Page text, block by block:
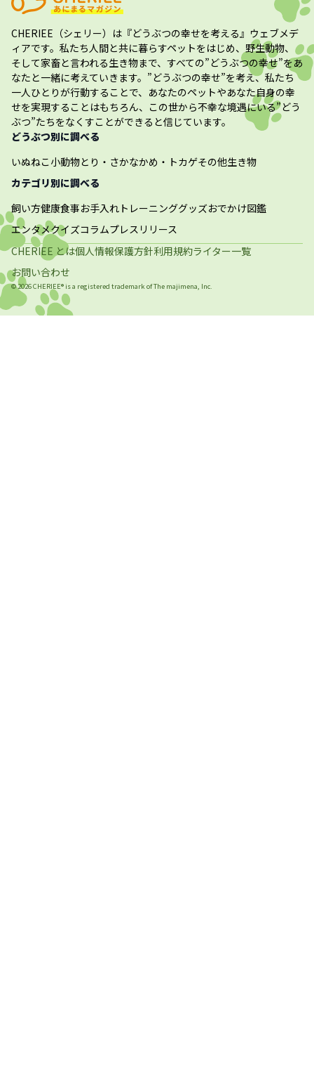
CHERIEE（シェリー） は『どうぶつの幸せを考える』ウェブメデ
ィアです。私たち人間と共に暮らすペットをはじめ、野生動物、
そして家畜と言われる生き物まで、すべての”どうぶつの幸せ”をあ
なたと一緒に考えていきます。”どうぶつの幸せ”を考え、私たち
一人ひとりが行動することで、あなたのペットやあなた自身の幸
せを実現することはもちろん、この世から不幸な境遇にいる”どう
ぶつ”たちをなくすことができると信じています。
どうぶつ別に調べる
いぬねこ小動物とり・さかなかめ・トカゲその他生き物
カテゴリ別に調べる
飼い方健康食事お手入れ トレーニンググッズおでかけ図鑑
エンタメクイズコラムプレスリリース
CHERIEE とは個人情報保護方針利用規約ライター一覧
お問い合わせ
©2026CHERIEE® is a registered trademark of The majimena, Inc.